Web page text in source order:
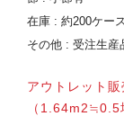
在庫 : 約200ケース
その他 : 受注生産
アウトレット販
（1.64m2≒0.5